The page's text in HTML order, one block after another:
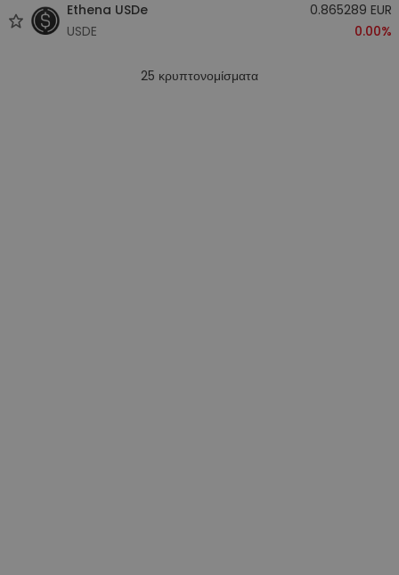
Ethena USDe
USDE
0.865289 EUR
0.00%
25 κρυπτονομίσματα